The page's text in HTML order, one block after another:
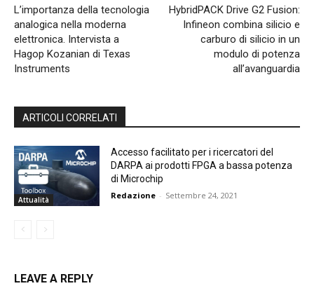
L’importanza della tecnologia
analogica nella moderna
elettronica. Intervista a
Hagop Kozanian di Texas
Instruments
HybridPACK Drive G2 Fusion:
Infineon combina silicio e
carburo di silicio in un
modulo di potenza
all’avanguardia
ARTICOLI CORRELATI
Attualità
Accesso facilitato per i ricercatori del
DARPA ai prodotti FPGA a bassa potenza
di Microchip
Redazione - Settembre 24, 2021
LEAVE A REPLY